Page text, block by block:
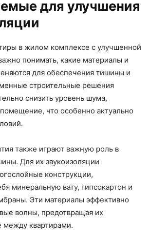
для улучшения
в жилом комплексе с улучшенной
понимать, какие материалы и
для обеспечения тишины и
строительные решения
снизить уровень шума,
что особенно актуально
также играют важную роль в
Для их звукоизоляции
конструкции,
минеральную вату, гипсокартон и
Эти материалы эффективно
волны, предотвращая их
между квартирами.